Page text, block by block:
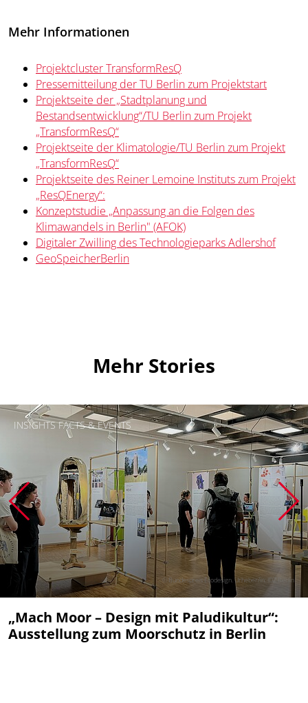
Mehr Informationen
Projektcluster TransformResQ
Pressemitteilung der TU Berlin zum Projektstart
Projektseite der „Stadtplanung und
Bestandsentwicklung“/TU Berlin zum Projekt
„TransformResQ“
Projektseite der Klimatologie/TU Berlin zum Projekt
„TransformResQ“
Projektseite des Reiner Lemoine Instituts zum Projekt
„ResQEnergy“:
Konzeptstudie „Anpassung an die Folgen des
Klimawandels in Berlin" (AFOK)
Digitaler Zwilling des Technologieparks Adlershof
GeoSpeicherBerlin
Mehr Stories
INSIGHTS FACTS & EVENTS
© Bundespreis Ecodesign. Urheber/in: IDZ Berlin
„Mach Moor – Design mit Paludikultur“:
Ausstellung zum Moorschutz in Berlin